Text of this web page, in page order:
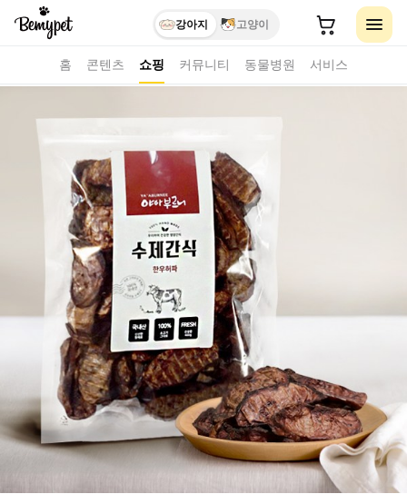
강아지 고양이
홈 콘텐츠 쇼핑 커뮤니티 동물병원 서비스